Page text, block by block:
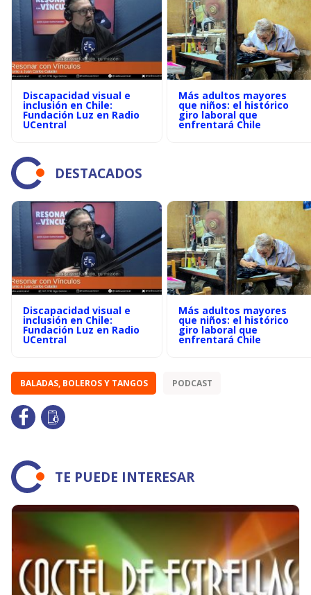
Discapacidad visual e
inclusión en Chile:
Fundación Luz en Radio
UCentral
Más adultos mayores
que niños: el histórico
giro laboral que
enfrentará Chile
DESTACADOS
Discapacidad visual e
inclusión en Chile:
Fundación Luz en Radio
UCentral
Más adultos mayores
que niños: el histórico
giro laboral que
enfrentará Chile
BALADAS, BOLEROS Y TANGOS PODCAST
TE PUEDE INTERESAR